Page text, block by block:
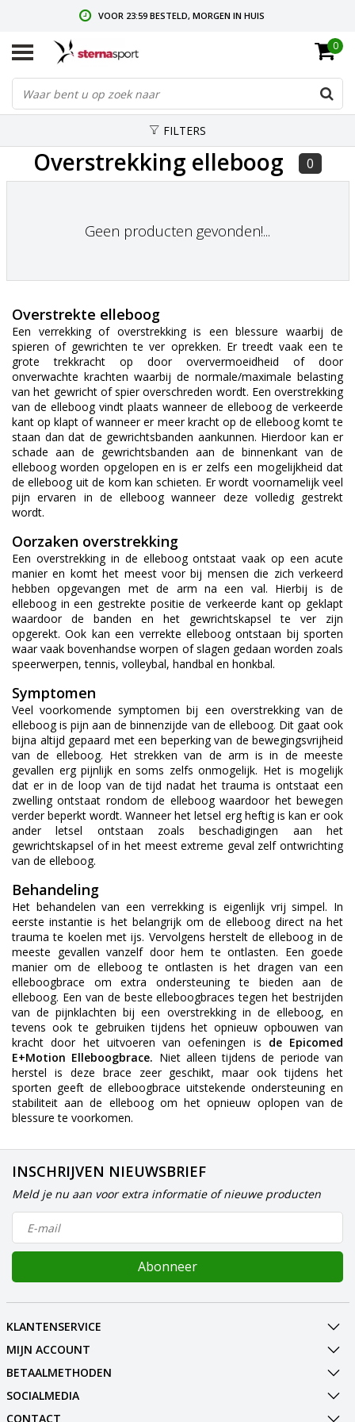
VOOR 23:59 BESTELD, MORGEN IN HUIS
GRATIS RETOURNEREN & RUILEN
0
FILTERS
Overstrekking elleboog 0
Geen producten gevonden!...
Overstrekte elleboog
Een verrekking of overstrekking is een blessure waarbij de
spieren of gewrichten te ver oprekken. Er treedt vaak een te
grote trekkracht op door oververmoeidheid of door
onverwachte krachten waarbij de normale/maximale belasting
van het gewricht of spier overschreden wordt. Een overstrekking
van de elleboog vindt plaats wanneer de elleboog de verkeerde
kant op klapt of wanneer er meer kracht op de elleboog komt te
staan dan dat de gewrichtsbanden aankunnen. Hierdoor kan er
schade aan de gewrichtsbanden aan de binnenkant van de
elleboog worden opgelopen en is er zelfs een mogelijkheid dat
de elleboog uit de kom kan schieten. Er wordt voornamelijk veel
pijn ervaren in de elleboog wanneer deze volledig gestrekt
wordt.
Oorzaken overstrekking
Een overstrekking in de elleboog ontstaat vaak op een acute
manier en komt het meest voor bij mensen die zich verkeerd
hebben opgevangen met de arm na een val. Hierbij is de
elleboog in een gestrekte positie de verkeerde kant op geklapt
waardoor de banden en het gewrichtskapsel te ver zijn
opgerekt. Ook kan een verrekte elleboog ontstaan bij sporten
waar vaak bovenhandse worpen of slagen gedaan worden zoals
speerwerpen, tennis, volleybal, handbal en honkbal.
Symptomen
Veel voorkomende symptomen bij een overstrekking van de
elleboog is pijn aan de binnenzijde van de elleboog. Dit gaat ook
bijna altijd gepaard met een beperking van de bewegingsvrijheid
van de elleboog. Het strekken van de arm is in de meeste
gevallen erg pijnlijk en soms zelfs onmogelijk. Het is mogelijk
dat er in de loop van de tijd nadat het trauma is ontstaat een
zwelling ontstaat rondom de elleboog waardoor het bewegen
verder beperkt wordt. Wanneer het letsel erg heftig is kan er ook
ander letsel ontstaan zoals beschadigingen aan het
gewrichtskapsel of in het meest extreme geval zelf ontwrichting
van de elleboog.
Behandeling
Het behandelen van een verrekking is eigenlijk vrij simpel. In
eerste instantie is het belangrijk om de elleboog direct na het
trauma te koelen met ijs. Vervolgens herstelt de elleboog in de
meeste gevallen vanzelf door hem te ontlasten. Een goede
manier om de elleboog te ontlasten is het dragen van een
elleboogbrace om extra ondersteuning te bieden aan de
elleboog. Een van de beste elleboogbraces tegen het bestrijden
van de pijnklachten bij een overstrekking in de elleboog, en
tevens ook te gebruiken tijdens het opnieuw opbouwen van
kracht door het uitvoeren van oefeningen is de Epicomed
E+Motion Elleboogbrace. Niet alleen tijdens de periode van
herstel is deze brace zeer geschikt, maar ook tijdens het
sporten geeft de elleboogbrace uitstekende ondersteuning en
stabiliteit aan de elleboog om het opnieuw oplopen van de
blessure te voorkomen.
INSCHRIJVEN NIEUWSBRIEF
Meld je nu aan voor extra informatie of nieuwe producten
Abonneer
KLANTENSERVICE
MIJN ACCOUNT
BETAALMETHODEN
SOCIALMEDIA
CONTACT